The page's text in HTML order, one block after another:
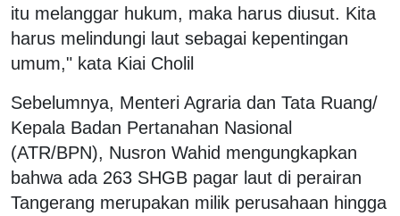
itu melanggar hukum, maka harus diusut. Kita
harus melindungi laut sebagai kepentingan
umum," kata Kiai Cholil
Sebelumnya, Menteri Agraria dan Tata Ruang/
Kepala Badan Pertanahan Nasional
(ATR/BPN), Nusron Wahid mengungkapkan
bahwa ada 263 SHGB pagar laut di perairan
Tangerang merupakan milik perusahaan hingga